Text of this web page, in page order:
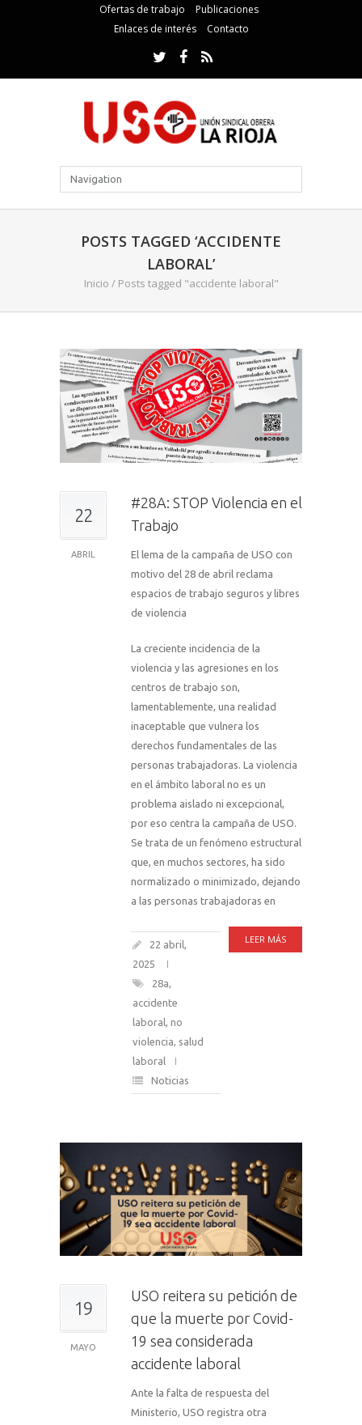
Ofertas de trabajo
Publicaciones
Enlaces de interés
Contacto
POSTS TAGGED ‘ACCIDENTE
LABORAL’
Inicio / Posts tagged "accidente laboral"
22
ABRIL
#28A: STOP Violencia en el
Trabajo
El lema de la campaña de USO con
motivo del 28 de abril reclama
espacios de trabajo seguros y libres
de violencia
La creciente incidencia de la
violencia y las agresiones en los
centros de trabajo son,
lamentablemente, una realidad
inaceptable que vulnera los
derechos fundamentales de las
personas trabajadoras. La violencia
en el ámbito laboral no es un
problema aislado ni excepcional,
por eso centra la campaña de USO.
Se trata de un fenómeno estructural
que, en muchos sectores, ha sido
normalizado o minimizado, dejando
a las personas trabajadoras en
LEER MÁS
22 abril,
2025
28a
accidente
laboral no
violencia salud
laboral
Noticias
19
MAYO
USO reitera su petición de
que la muerte por Covid-
19 sea considerada
accidente laboral
Ante la falta de respuesta del
Ministerio, USO registra otra